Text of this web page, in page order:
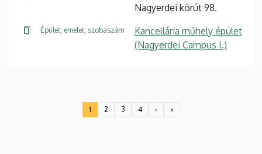
Nagyerdei körút 98.
Épület, emelet, szobaszám
Kancellária műhely épület
(Nagyerdei Campus I.)
Jelenlegi
1
Oldal
2
Oldal
3
Oldal
4
Következő
›
Utolsó
»